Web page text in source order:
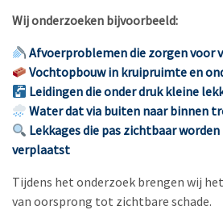
Wij onderzoeken bijvoorbeeld:
Afvoerproblemen die zorgen voor
Vochtopbouw in kruipruimte en
Leidingen die onder druk kleine
Water dat via buiten naar binnen
Lekkages die pas zichtbaar
verplaatst
Tijdens het onderzoek brengen wij
van oorsprong tot zichtbare schade.